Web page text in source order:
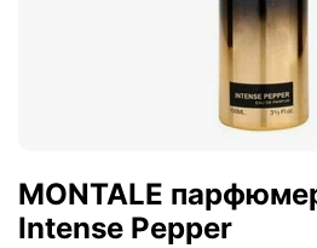
MONTALE
Intense Pepper